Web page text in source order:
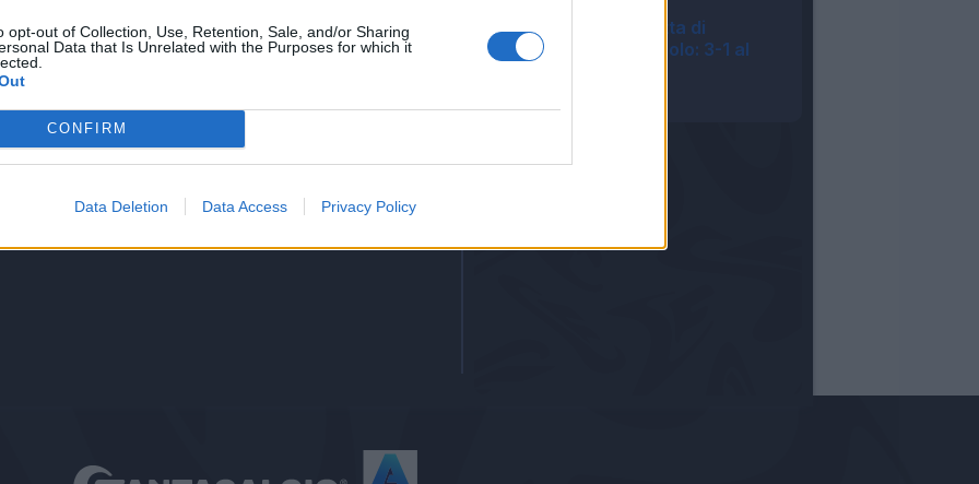
opt-out of Collection, Use, Retention, Sale, and/or Sharing
Data that Is Unrelated with the Purposes for which it
CONFIRM
Data Deletion Data Access Privacy Policy
Gol
-
Torino, la doppietta di
Kulenovic e non solo: 3-1 al